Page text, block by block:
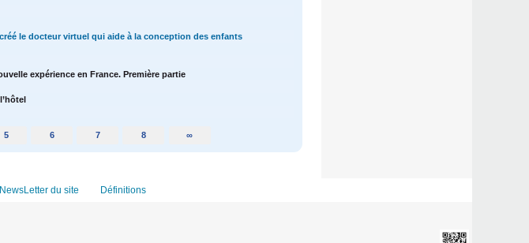
le docteur virtuel qui aide à la conception des enfants
expérience en France. Première partie
5 6 7 8 ∞
NewsLetter du site Définitions